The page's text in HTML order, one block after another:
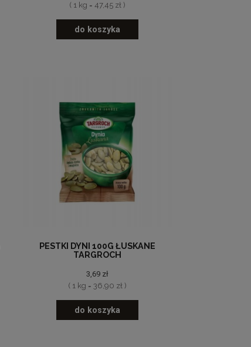
( 1 kg = 47,45 zł )
do koszyka
PESTKI DYNI 100G ŁUSKANE
TARGROCH
3,69 zł
( 1 kg = 36,90 zł )
do koszyka